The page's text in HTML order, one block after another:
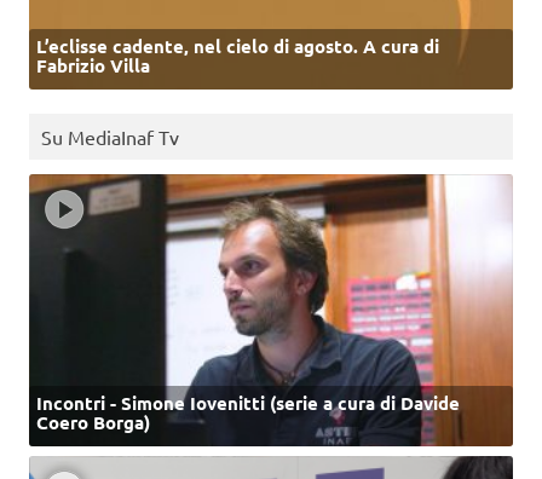
L’eclisse cadente, nel cielo di agosto. A cura di
Fabrizio Villa
Su MediaInaf Tv
Incontri - Simone Iovenitti (serie a cura di Davide
Coero Borga)